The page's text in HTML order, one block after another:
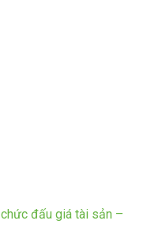
đấu giá tài sản –